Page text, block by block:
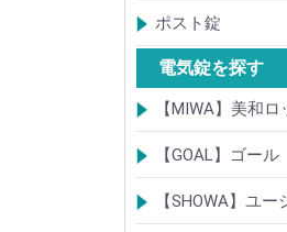
鍵の潤滑剤
サッシ調整ツール
ポスト錠
【Tajima(MET)】
【DAIKEN】
【コーワソニア】
【キョーワナスタ】
【リンタツ】
その他
電気錠を探す
【MIWA】美和ロ
電気錠・電気ストラ
通電金具
制御器・操作器
電材・その他
BANシリーズ
非接触キー・IDカー
Raccessシリーズ
ノンタッチシリーズ
iELシリーズ
FKL・FeliCa・
キースイッチ
補修品・代替品
【GOAL】ゴール
電気錠
通電金具
電気錠システム製品
キースイッチ
【SHOWA】ユ